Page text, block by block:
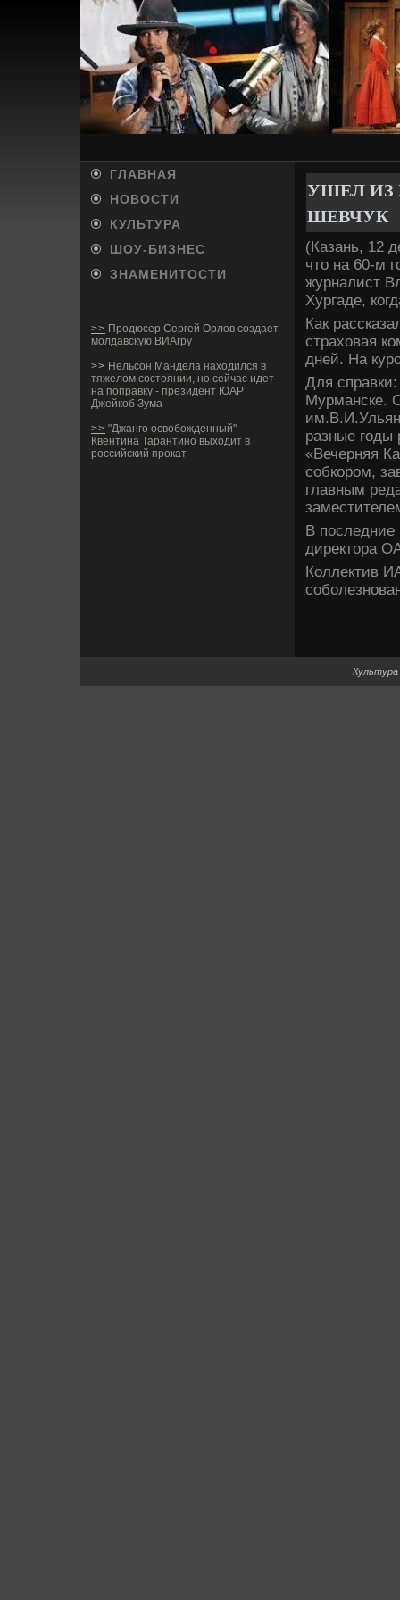
ГЛАВНАЯ
НОВОСТИ
КУЛЬТУРА
ШОУ-БИ­ЗНЕС
ЗНАМЕНИТОСТИ
>> Продюсер Сергей Орлов создает
молдавскую ВИАгру
>> Нельсон Мандела находился в
тяжелом состоянии, но сейчас идет
на поправку - президент ЮАР
Джейкоб Зума
>> "Джанго освобожденный"
Квентина Тарантино выходит в
российский прокат
УШЕЛ ИЗ
ШЕВЧУК
(Казань, 12
что на 60-м
журналист
Хургаде­,
Как
страховая
дней. На
Для
Мурманске.
разные годы
«Вечерняя
собкором,
главным
В последние
директора
Коллектив
Культура